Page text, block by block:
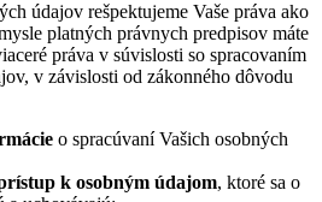
údajov rešpektujeme Vaše práva ako
platných právnych predpisov máte
práva v súvislosti so spracovaním
v závislosti od zákonného dôvodu
o spracúvaní Vašich osobných
k osobným údajom, ktoré sa o